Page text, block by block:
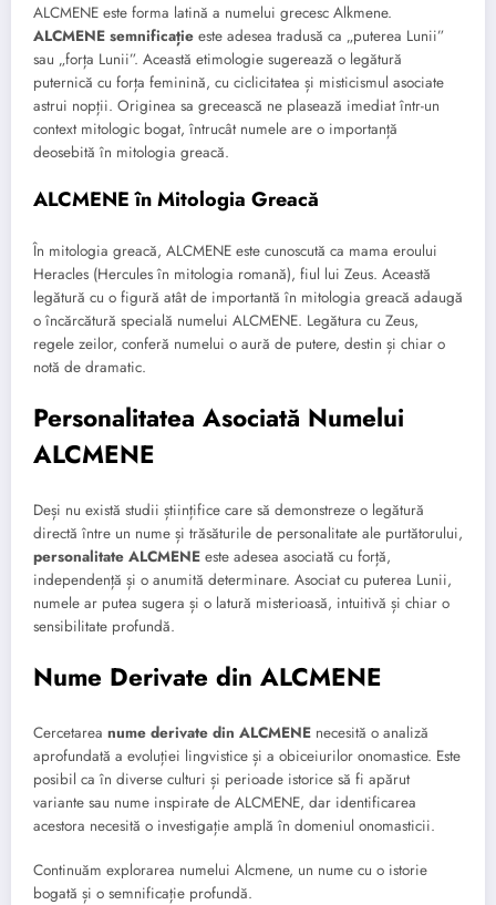
ALCMENE este forma latină a numelui grecesc Alkmene.
ALCMENE semnificație este adesea tradusă ca „puterea Lunii”
sau „forța Lunii”. Această etimologie sugerează o legătură
puternică cu forța feminină, cu ciclicitatea și misticismul asociate
astrui nopții. Originea sa grecească ne plasează imediat într-un
context mitologic bogat, întrucât numele are o importanță
deosebită în mitologia greacă.
ALCMENE în Mitologia Greacă
În mitologia greacă, ALCMENE este cunoscută ca mama eroului
Heracles (Hercules în mitologia romană), fiul lui Zeus. Această
legătură cu o figură atât de importantă în mitologia greacă adaugă
o încărcătură specială numelui ALCMENE. Legătura cu Zeus,
regele zeilor, conferă numelui o aură de putere, destin și chiar o
notă de dramatic.
Personalitatea Asociată Numelui
ALCMENE
Deși nu există studii științifice care să demonstreze o legătură
directă între un nume și trăsăturile de personalitate ale purtătorului,
personalitate ALCMENE este adesea asociată cu forță,
independență și o anumită determinare. Asociat cu puterea Lunii,
numele ar putea sugera și o latură misterioasă, intuitivă și chiar o
sensibilitate profundă.
Nume Derivate din ALCMENE
Cercetarea nume derivate din ALCMENE necesită o analiză
aprofundată a evoluției lingvistice și a obiceiurilor onomastice. Este
posibil ca în diverse culturi și perioade istorice să fi apărut
variante sau nume inspirate de ALCMENE, dar identificarea
acestora necesită o investigație amplă în domeniul onomasticii.
Continuăm explorarea numelui Alcmene, un nume cu o istorie
bogată și o semnificație profundă.